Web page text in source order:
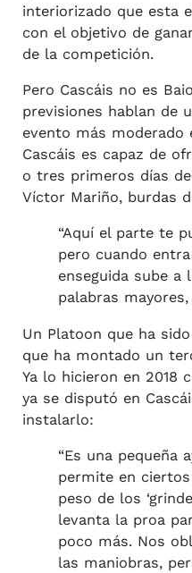
interiorizado que esta
con el objetivo de
de la competición.
Pero Cascáis no es
previsiones hablan de
evento más
Cascáis es capaz de
o tres primeros días
Víctor Mariño, burdas
“Aquí el parte te
pero cuando
enseguida sube a
palabras mayores,
Un Platoon que ha
que ha montado un
Ya lo hicieron en 2018
ya se disputó en
instalarlo:
“Es una pequeña
permite en
peso de los
levanta la proa
poco más. Nos
las maniobras,